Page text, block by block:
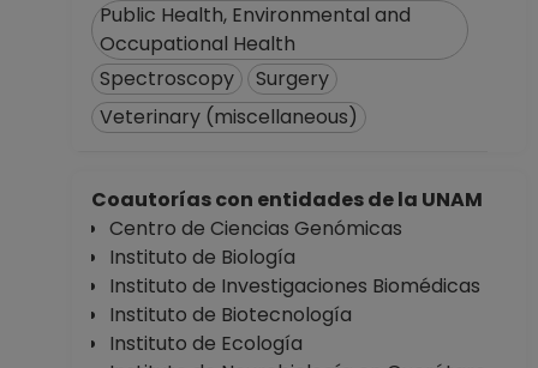
Public Health, Environmental and
Occupational Health
Spectroscopy
Surgery
Veterinary (miscellaneous)
Coautorías con entidades de la UNAM
Centro de Ciencias Genómicas
Instituto de Biología
Instituto de Investigaciones Biomédicas
Instituto de Biotecnología
Instituto de Ecología